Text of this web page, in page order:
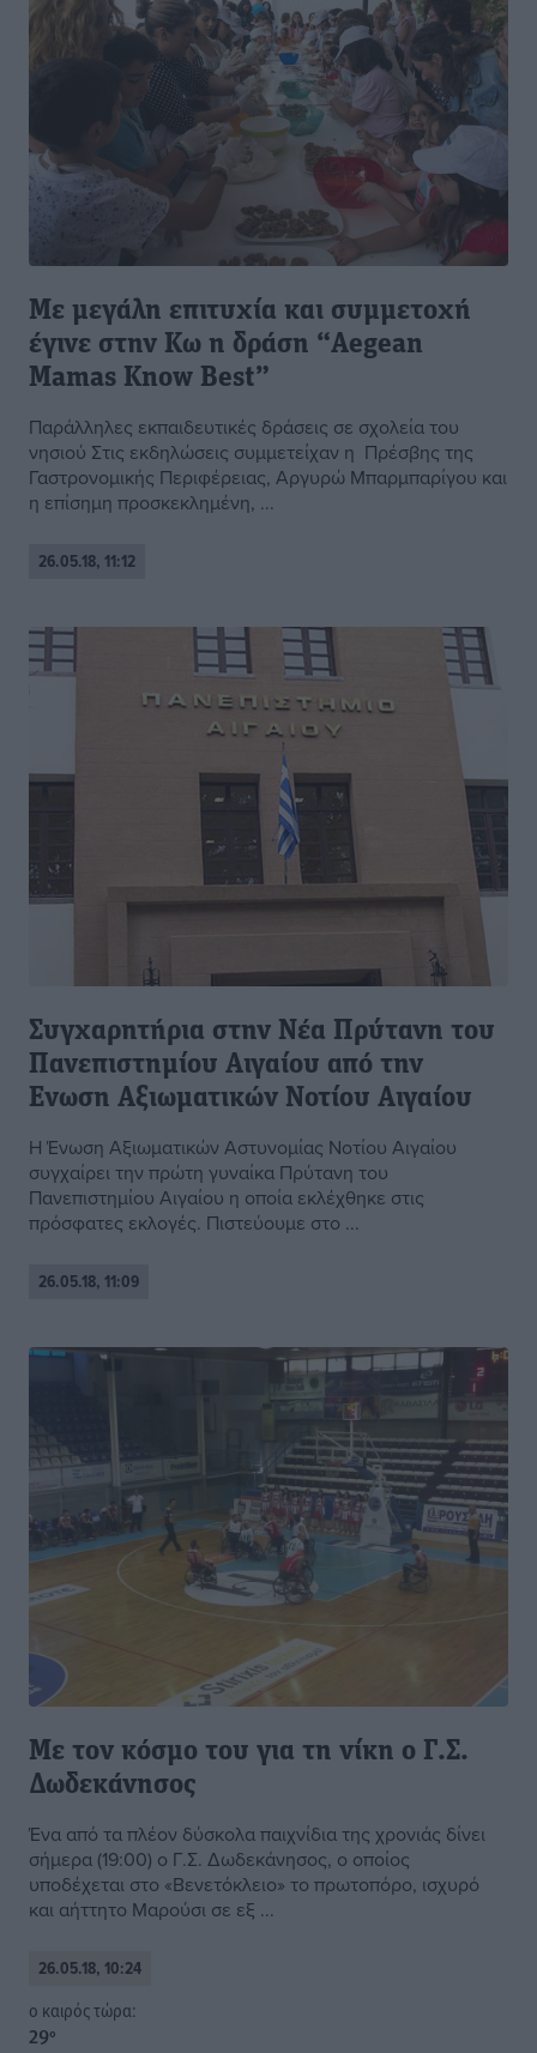
Με μεγάλη επιτυχία και συμμετοχή
έγινε στην Κω η δράση “Aegean
Mamas Know Best”
Παράλληλες εκπαιδευτικές δράσεις σε σχολεία του
νησιού Στις εκδηλώσεις συμμετείχαν η Πρέσβης της
Γαστρονομικής Περιφέρειας, Αργυρώ Μπαρμπαρίγου και
η επίσημη προσκεκλημένη, ...
26.05.18, 11:12
Συγχαρητήρια στην Νέα Πρύτανη του
Πανεπιστημίου Αιγαίου από την
Ενωση Αξιωματικών Νοτίου Αιγαίου
Η Ένωση Αξιωματικών Αστυνομίας Νοτίου Αιγαίου
συγχαίρει την πρώτη γυναίκα Πρύτανη του
Πανεπιστημίου Αιγαίου η οποία εκλέχθηκε στις
πρόσφατες εκλογές. Πιστεύουμε στο ...
26.05.18, 11:09
Με τον κόσμο του για τη νίκη ο Γ.Σ.
Δωδεκάνησος
Ένα από τα πλέον δύσκολα παιχνίδια της χρονιάς δίνει
σήμερα (19:00) ο Γ.Σ. Δωδεκάνησος, ο οποίος
υποδέχεται στο «Βενετόκλειο» το πρωτοπόρο, ισχυρό
και αήττητο Μαρούσι σε εξ ...
26.05.18, 10:24
o καιρός τώρα:
29°